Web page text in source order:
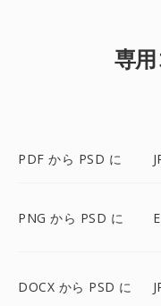
専
PDF から PSD に
PNG から PSD に
DOCX から PSD に